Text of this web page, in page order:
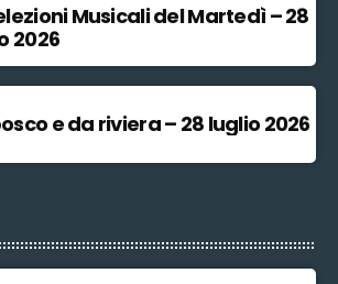
Musicali del Martedì – 28
2026
e da riviera – 28 luglio 2026